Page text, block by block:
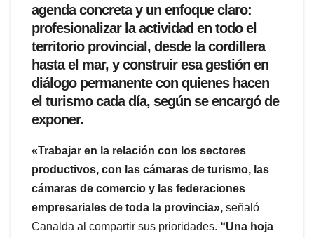
agenda concreta y un enfoque claro:
profesionalizar la actividad en todo el
territorio provincial, desde la cordillera
hasta el mar, y construir esa gestión en
diálogo permanente con quienes hacen
el turismo cada día, según se encargó de
exponer.
«Trabajar en la relación con los sectores
productivos, con las cámaras de turismo, las
cámaras de comercio y las federaciones
empresariales de toda la provincia», señaló
Canalda al compartir sus prioridades. “Una hoja